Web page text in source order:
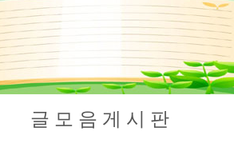
글 모 음 게 시 판